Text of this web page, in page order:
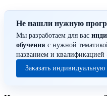
Не нашли нужную
Мы разработаем для вас
обучения с нужной
названием и
Заказать